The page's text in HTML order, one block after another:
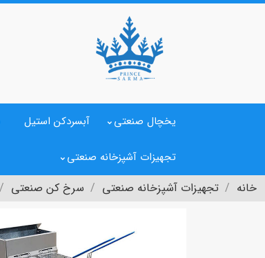
یخچال صنعتی آبسردکن استیل
تجهیزات آشپزخانه صنعتی
خانه تجهیزات آشپزخانه صنعتی سرخ کن صنعتی